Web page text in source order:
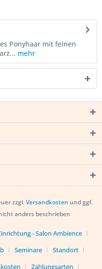
Ponyhaar mit feinen
mehr
zzgl.Versandkosten und ggf.
anders beschrieben
- Salon Ambience
Seminare
Standort
Zahlungsarten